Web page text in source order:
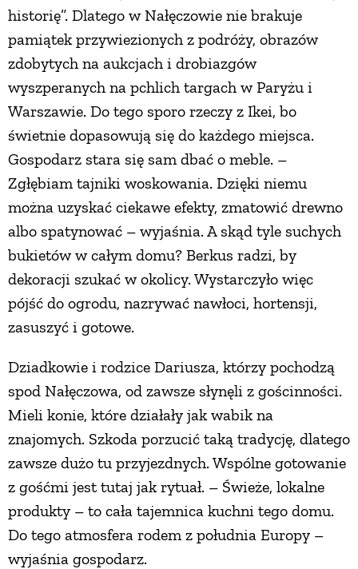
historię”. Dlatego w Nałęczowie nie brakuje
pamiątek przywiezionych z podróży, obrazów
zdobytych na aukcjach i drobiazgów
wyszperanych na pchlich targach w Paryżu i
Warszawie. Do tego sporo rzeczy z Ikei, bo
świetnie dopasowują się do każdego miejsca.
Gospodarz stara się sam dbać o meble. –
Zgłębiam tajniki woskowania. Dzięki niemu
można uzyskać ciekawe efekty, zmatowić drewno
albo spatynować – wyjaśnia. A skąd tyle suchych
bukietów w całym domu? Berkus radzi, by
dekoracji szukać w okolicy. Wystarczyło więc
pójść do ogrodu, nazrywać nawłoci, hortensji,
zasuszyć i gotowe.
Dziadkowie i rodzice Dariusza, którzy pochodzą
spod Nałęczowa, od zawsze słynęli z gościnności.
Mieli konie, które działały jak wabik na
znajomych. Szkoda porzucić taką tradycję, dlatego
zawsze dużo tu przyjezdnych. Wspólne gotowanie
z gośćmi jest tutaj jak rytuał. – Świeże, lokalne
produkty – to cała tajemnica kuchni tego domu.
Do tego atmosfera rodem z południa Europy –
wyjaśnia gospodarz.